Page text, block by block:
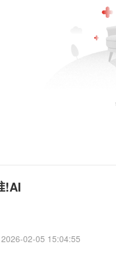
!AI
2026-02-05 15:04:55